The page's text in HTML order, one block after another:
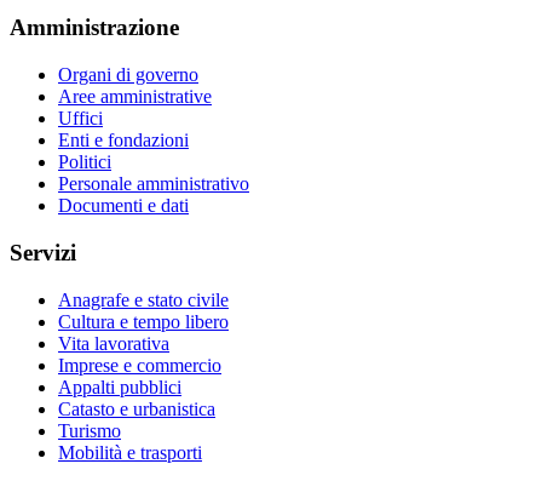
Amministrazione
Organi di governo
Aree amministrative
Uffici
Enti e fondazioni
Politici
Personale amministrativo
Documenti e dati
Servizi
Anagrafe e stato civile
Cultura e tempo libero
Vita lavorativa
Imprese e commercio
Appalti pubblici
Catasto e urbanistica
Turismo
Mobilità e trasporti